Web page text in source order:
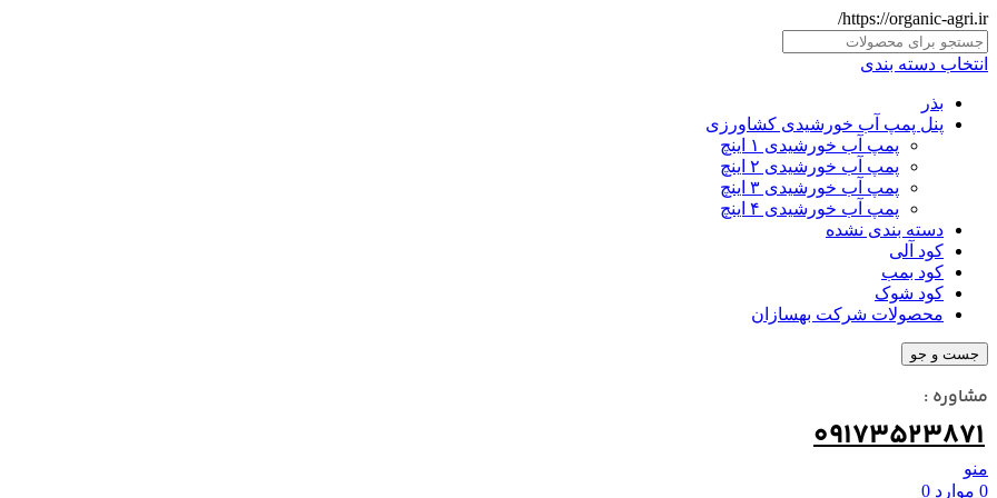
https://organic-agri.ir/
انتخاب دسته بندی
بذر
پنل پمپ آب خورشیدی کشاورزی
پمپ آب خورشیدی ۱ اینچ
پمپ آب خورشیدی ۲ اینچ
پمپ آب خورشیدی ۳ اینچ
پمپ آب خورشیدی ۴ اینچ
دسته بندی نشده
کود آلی
کود بمب
کود شوک
محصولات شرکت بهسازان
جست و جو
مشاوره :
09173523871
منو
0 موارد 0